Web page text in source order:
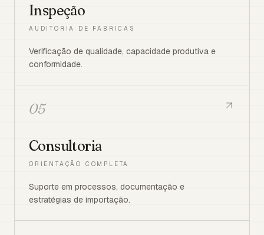
Inspeção
AUDITORIA DE FÁBRICAS
Verificação de qualidade, capacidade produtiva e
conformidade.
05
Consultoria
ORIENTAÇÃO COMPLETA
Suporte em processos, documentação e
estratégias de importação.